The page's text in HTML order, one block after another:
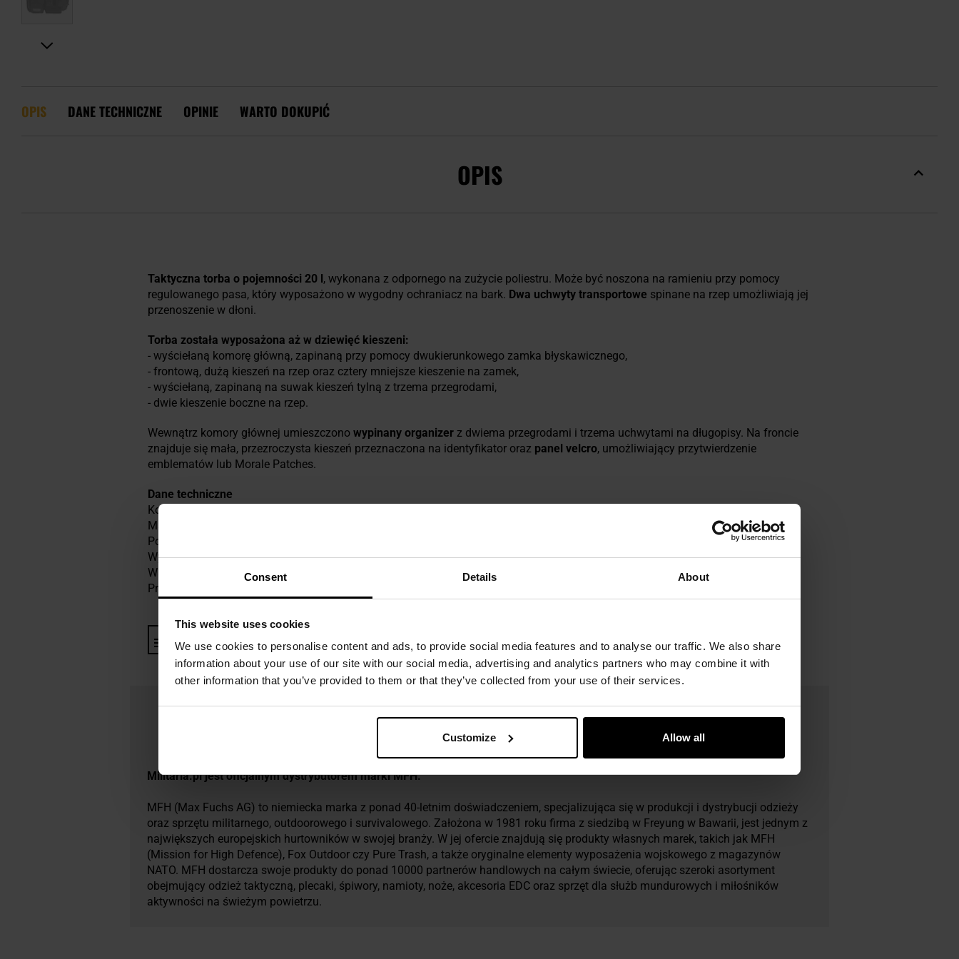
Consent Details About
This website uses cookies
We use cookies to personalise content and ads, to provide social media features and to analyse our traffic. We also share
information about your use of our site with our social media, advertising and analytics partners who may combine it with
other information that you’ve provided to them or that they’ve collected from your use of their services.
Customize Allow all
OPIS DANE TECHNICZNE OPINIE WARTO DOKUPIĆ
OPIS
Taktyczna torba o pojemności 20 l, wykonana z odpornego na zużycie poliestru. Może być noszona na ramieniu przy pomocy
regulowanego pasa, który wyposażono w wygodny ochraniacz na bark. Dwa uchwyty transportowe spinane na rzep umożliwiają jej
przenoszenie w dłoni.
Torba została wyposażona aż w dziewięć kieszeni:
- wyściełaną komorę główną, zapinaną przy pomocy dwukierunkowego zamka błyskawicznego,
- frontową, dużą kieszeń na rzep oraz cztery mniejsze kieszenie na zamek,
- wyściełaną, zapinaną na suwak kieszeń tylną z trzema przegrodami,
- dwie kieszenie boczne na rzep.
Wewnątrz komory głównej umieszczono wypinany organizer z dwiema przegrodami i trzema uchwytami na długopisy. Na froncie
znajduje się mała, przezroczysta kieszeń przeznaczona na identyfikator oraz panel velcro, umożliwiający przytwierdzenie
emblematów lub Morale Patches.
Dane techniczne
Kolor: Black
Materiał: 100% poliester
Pojemność: 20 l
Wymiary: 40 x 27 x 23 cm
Waga: 1,1 kg
Producent:
Informacja o producencie i bezpieczeństwo
Militaria.pl jest oficjalnym dystrybutorem marki MFH.
MFH (Max Fuchs AG) to niemiecka marka z ponad 40-letnim doświadczeniem, specjalizująca się w produkcji i dystrybucji odzieży
oraz sprzętu militarnego, outdoorowego i survivalowego. Założona w 1981 roku firma z siedzibą w Freyung w Bawarii, jest jednym z
największych europejskich hurtowników w swojej branży. W jej ofercie znajdują się produkty własnych marek, takich jak MFH
(Mission for High Defence), Fox Outdoor czy Pure Trash, a także oryginalne elementy wyposażenia wojskowego z magazynów
NATO. MFH dostarcza swoje produkty do ponad 10000 partnerów handlowych na całym świecie, oferując szeroki asortyment
obejmujący odzież taktyczną, plecaki, śpiwory, namioty, noże, akcesoria EDC oraz sprzęt dla służb mundurowych i miłośników
aktywności na świeżym powietrzu.